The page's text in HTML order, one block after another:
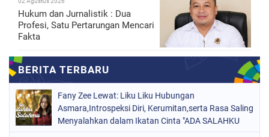
Hukum dan Jurnalistik : Dua
Profesi, Satu Pertarungan Mencari
Fakta
Fany Zee Lewat: Liku Liku Hubungan
Asmara,Introspeksi Diri, Kerumitan,serta Rasa Saling
Menyalahkan dalam Ikatan Cinta "ADA SALAHKU